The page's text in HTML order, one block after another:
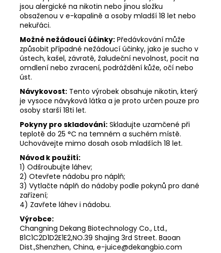
jsou alergické na nikotin nebo jinou složku
obsaženou v e-kapalině a osoby mladší 18 let nebo
nekuřáci.
Možné nežádoucí účinky: Předávkování může
způsobit případné nežádoucí účinky, jako je sucho v
ústech, kašel, závratě, žaludeční nevolnost, pocit na
omdlení nebo zvracení, podráždění kůže, očí nebo
úst.
Návykovost: Tento výrobek obsahuje nikotin, který
je vysoce návyková látka a je proto určen pouze pro
osoby starší 18ti let.
Pokyny pro skladování: Skladujte uzamčené při
teplotě do 25 °C na temném a suchém místě.
Uchovávejte mimo dosah osob mladších 18 let.
Návod k použití:
1) Odšroubujte láhev;
2) Otevřete nádobu pro náplň;
3) Vytlačte náplň do nádoby podle pokynů pro dané
zařízení;
4) Zavřete láhev i nádobu.
Výrobce:
Changning Dekang Biotechnology Co., Ltd.,
B1C1C2D1D2E1E2,NO.39 Shajing 3rd Street. Baoan
Dist.,Shenzhen, China, e-juice@dekangbio.com